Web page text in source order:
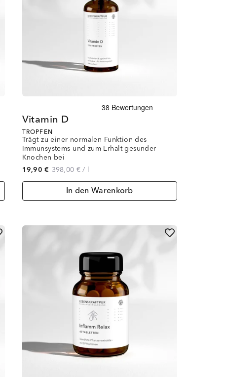
Vitamin D
TROPFEN
Trägt zu einer normalen Funktion des
Immunsystems und zum Erhalt gesunder
Knochen bei
19,90 € 398,00 €/ l
In den Warenkorb